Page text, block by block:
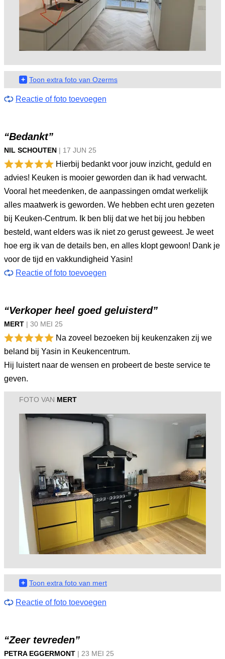
+ Toon extra foto van Ozerms
Reactie of foto toevoegen
“Bedankt”
NIL SCHOUTEN | 17 JUN 25
Hierbij bedankt voor jouw inzicht, geduld en
advies! Keuken is mooier geworden dan ik had verwacht.
Vooral het meedenken, de aanpassingen omdat werkelijk
alles maatwerk is geworden. We hebben echt uren gezeten
bij Keuken-Centrum. Ik ben blij dat we het bij jou hebben
besteld, want elders was ik niet zo gerust geweest. Je weet
hoe erg ik van de details ben, en alles klopt gewoon! Dank je
voor de tijd en vakkundigheid Yasin!
Reactie of foto toevoegen
“Verkoper heel goed geluisterd”
MERT | 30 MEI 25
Na zoveel bezoeken bij keukenzaken zij we
beland bij Yasin in Keukencentrum.
Hij luistert naar de wensen en probeert de beste service te
geven.
FOTO VAN MERT
+ Toon extra foto van mert
Reactie of foto toevoegen
“Zeer tevreden”
PETRA EGGERMONT | 23 MEI 25